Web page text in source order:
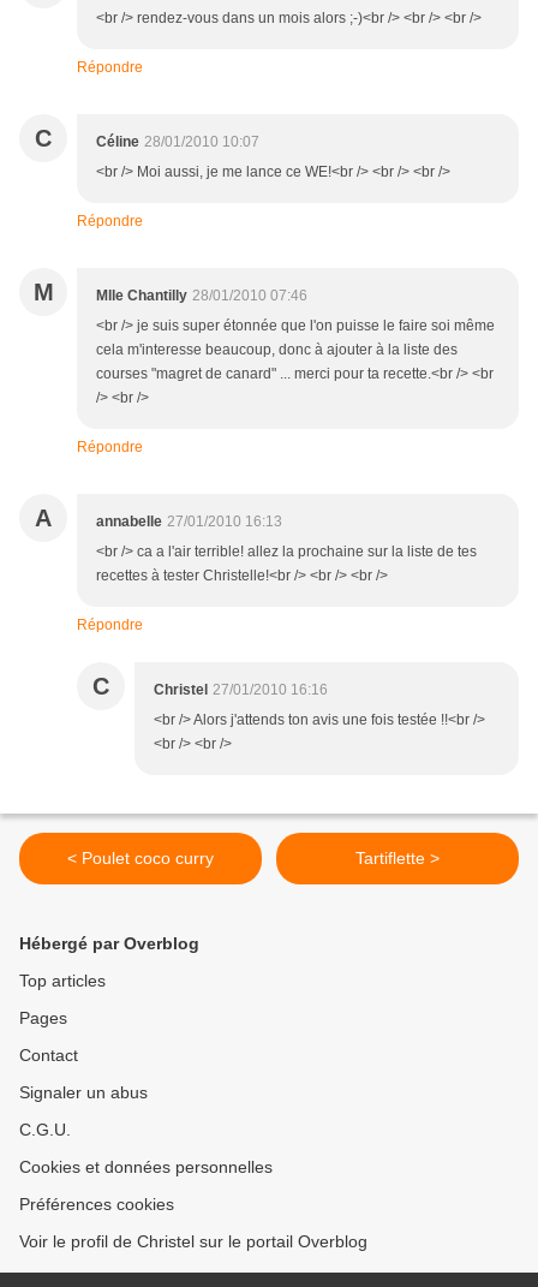
<br /> rendez-vous dans un mois alors ;-)<br /> <br /> <br />
Répondre
C Céline 28/01/2010 10:07
<br /> Moi aussi, je me lance ce WE!<br /> <br /> <br />
Répondre
M Mlle Chantilly 28/01/2010 07:46
<br /> je suis super étonnée que l'on puisse le faire soi même
cela m'interesse beaucoup, donc à ajouter à la liste des
courses "magret de canard" ... merci pour ta recette.<br /> <br
/> <br />
Répondre
A annabelle 27/01/2010 16:13
<br /> ca a l'air terrible! allez la prochaine sur la liste de tes
recettes à tester Christelle!<br /> <br /> <br />
Répondre
C Christel 27/01/2010 16:16
<br /> Alors j'attends ton avis une fois testée !!<br />
<br /> <br />
< Poulet coco curry Tartiflette >
Hébergé par Overblog
Top articles
Pages
Contact
Signaler un abus
C.G.U.
Cookies et données personnelles
Préférences cookies
Voir le profil de Christel sur le portail Overblog